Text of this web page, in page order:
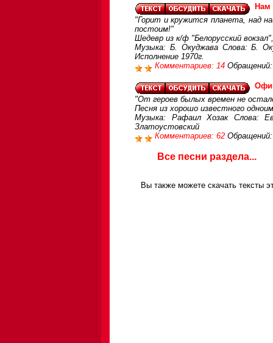
Нам
"Горит и кружится планета, над
постоим!"
Шедевр из к/ф "Белорусский
Музыка: Б. Окуджава Слова: Б.
Исполнение 1970г.
Комментариев: 14 Обращений:
"От героев былых времен не
Песня из хорошо известного
Музыка: Рафаил Хозак Слова:
Златоустовский
Комментариев: 62 Обращений:
Все песни раздела...
Вы также можете скачать тексты